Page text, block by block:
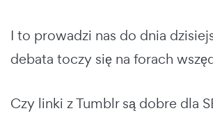
I to prowadzi nas do dnia
debata toczy się na forach
Czy linki z Tumblr są dobre dla